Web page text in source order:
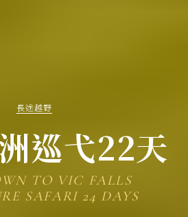
長途越野
巡弋22天
TO VIC FALLS
SAFARI 24 DAYS